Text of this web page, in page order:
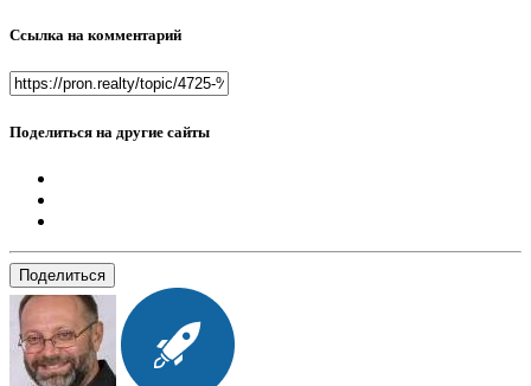
Ссылка на комментарий
Поделиться на другие сайты
Поделиться